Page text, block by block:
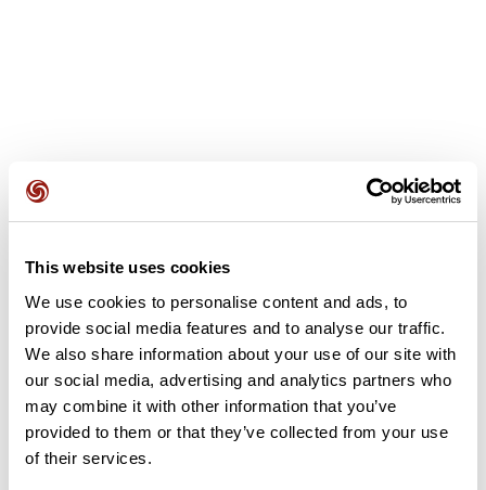
This website uses cookies
We use cookies to personalise content and ads, to
provide social media features and to analyse our traffic.
We also share information about your use of our site with
our social media, advertising and analytics partners who
may combine it with other information that you’ve
provided to them or that they’ve collected from your use
of their services.
Avis des utilisateurs
Soyez le premier à ajouter un avis !
Ajouter un avis
Résumé